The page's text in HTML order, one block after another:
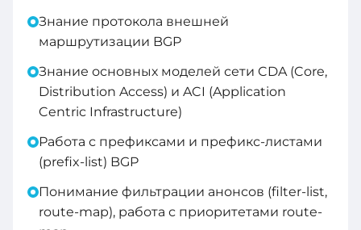
Знание протокола внешней
маршрутизации BGP
Знание основных моделей сети CDA (Core,
Distribution Access) и ACI (Application
Centric Infrastructure)
Работа с префиксами и префикс-листами
(prefix-list) BGP
Понимание фильтрации анонсов (filter-list,
route-map), работа с приоритетами route-